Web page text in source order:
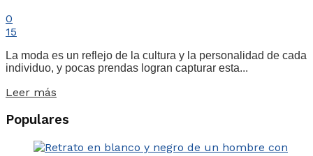
0
15
La moda es un reflejo de la cultura y la personalidad de cada
individuo, y pocas prendas logran capturar esta...
Leer más
Populares